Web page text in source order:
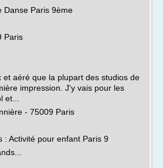
Danse Paris 9ème
Paris
et aéré que la plupart des studios de
impression. J'y vais pour les
- 75009 Paris
: Activité pour enfant Paris 9